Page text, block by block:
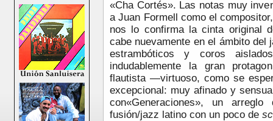
«Cha Cortés». Las notas muy
a Juan Formell como el
nos lo confirma la cinta original
cabe nuevamente en el ámbito del
estrambóticos y coros
indudablemente la gran
flautista —virtuoso, como se
excepcional: muy afinado y
con«Generaciones», un
fusión/jazz latino con un poco de